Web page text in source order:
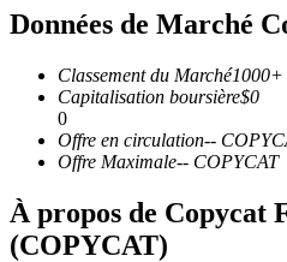
TradFi
premières
Données de Marché
Classement du Marché1000+
Capitalisation boursière$0
0
Offre en circulation--
Offre Maximale-- COPYCAT
À propos de Copycat
(COPYCAT)